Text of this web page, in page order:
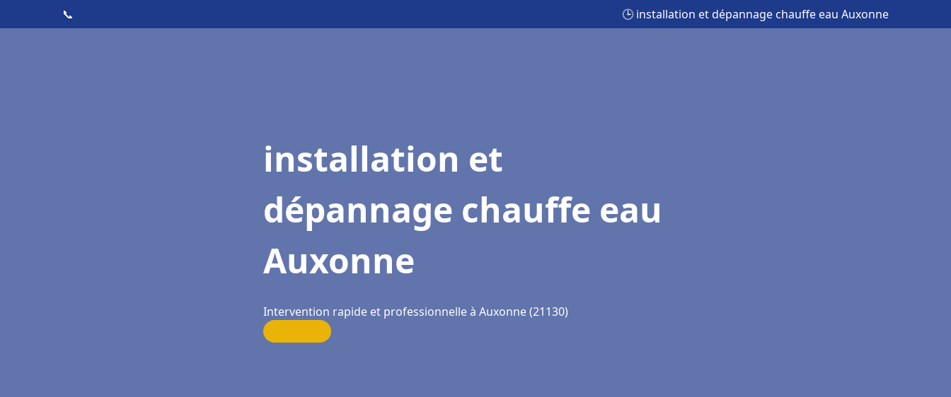
📞 🕒 installation et dépannage chauffe eau Auxonne
installation et
dépannage chauffe eau
Auxonne
Intervention rapide et professionnelle à Auxonne (21130)